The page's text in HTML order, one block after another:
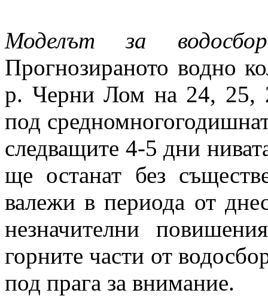
Моделът за
Прогнозираното водно
р. Черни Лом на 24, 25,
под
следващите 4-5 дни
ще останат без
валежи в периода от
незначителни
горните части от
под прага за внимание.